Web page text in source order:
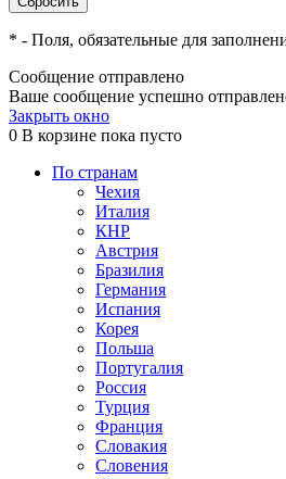
* - Поля, обязательные для
Сообщение отправлено
Ваше сообщение успешно
Закрыть окно
0 В корзине пока пусто
По странам
Чехия
Италия
КНР
Австрия
Бразилия
Германия
Испания
Корея
Польша
Португалия
Россия
Турция
Франция
Словакия
Словения